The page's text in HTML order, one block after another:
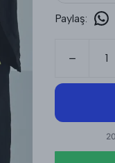
Paylaş: